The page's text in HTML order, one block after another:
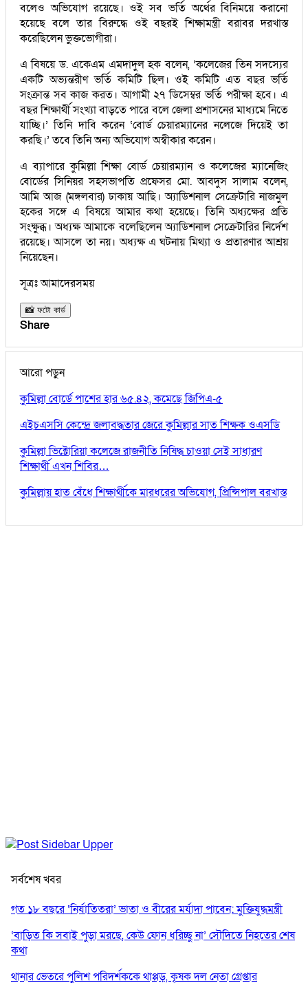
বলেও অভিযোগ রয়েছে। ওই সব ভর্তি অর্থের বিনিময়ে করানো
হয়েছে বলে তার বিরুদ্ধে ওই বছরই শিক্ষামন্ত্রী বরাবর দরখাস্ত
করেছিলেন ভুক্তভোগীরা।
এ বিষয়ে ড. একেএম এমদাদুল হক বলেন, ‘কলেজের তিন সদস্যের
একটি অভ্যন্তরীণ ভর্তি কমিটি ছিল। ওই কমিটি এত বছর ভর্তি
সংক্রান্ত সব কাজ করত। আগামী ২৭ ডিসেম্বর ভর্তি পরীক্ষা হবে। এ
বছর শিক্ষার্থী সংখ্যা বাড়তে পারে বলে জেলা প্রশাসনের মাধ্যমে নিতে
যাচ্ছি।’ তিনি দাবি করেন ‘বোর্ড চেয়ারম্যানের নলেজে দিয়েই তা
করছি।’ তবে তিনি অন্য অভিযোগ অস্বীকার করেন।
এ ব্যাপারে কুমিল্লা শিক্ষা বোর্ড চেয়ারম্যান ও কলেজের ম্যানেজিং
বোর্ডের সিনিয়র সহসভাপতি প্রফেসর মো. আবদুস সালাম বলেন,
আমি আজ (মঙ্গলবার) ঢাকায় আছি। অ্যাডিশনাল সেক্রেটারি নাজমুল
হকের সঙ্গে এ বিষয়ে আমার কথা হয়েছে। তিনি অধ্যক্ষের প্রতি
সংক্ষুব্ধ। অধ্যক্ষ আমাকে বলেছিলেন অ্যাডিশনাল সেক্রেটারির নির্দেশ
রয়েছে। আসলে তা নয়। অধ্যক্ষ এ ঘটনায় মিথ্যা ও প্রতারণার আশ্রয়
নিয়েছেন।
সূত্রঃ আমাদেরসময়
📸 ফটো কার্ড
Share
আরো পড়ুন
কুমিল্লা বোর্ডে পাশের হার ৬৫.৪২, কমেছে জিপিএ-৫
এইচএসসি কেন্দ্রে জলাবদ্ধতার জেরে কুমিল্লার সাত শিক্ষক ওএসডি
কুমিল্লা ভিক্টোরিয়া কলেজে রাজনীতি নিষিদ্ধ চাওয়া সেই সাধারণ
শিক্ষার্থী এখন শিবির…
কুমিল্লায় হাত বেঁধে শিক্ষার্থীকে মারধরের অভিযোগ, প্রিন্সিপাল বরখাস্ত
সর্বশেষ খবর
গত ১৮ বছরে ‘নির্যাতিতরা’ ভাতা ও বীরের মর্যাদা পাবেন: মুক্তিযুদ্ধমন্ত্রী
‘বাড়িত কি সবাই পুড়া মরছে, কেউ ফোন ধরিচ্ছু না’ সৌদিতে নিহতের শেষ
কথা
থানার ভেতরে পুলিশ পরিদর্শককে থাপ্পড়, কৃষক দল নেতা গ্রেপ্তার